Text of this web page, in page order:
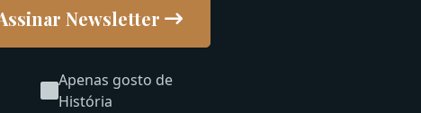
Apenas gosto de
História
Newsletter